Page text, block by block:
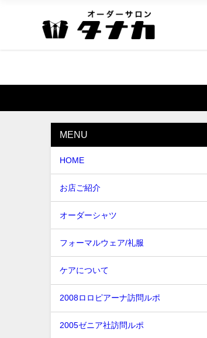
MENU
HOME
お店ご紹介
オーダーシャツ
フォーマルウェア/礼服
ケアについて
2008ロロピアーナ訪問ルポ
2005ゼニア社訪問ルポ